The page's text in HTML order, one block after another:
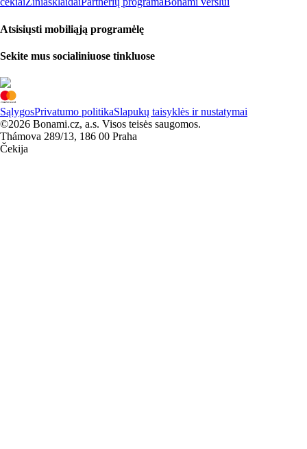
Atsisiųsti mobiliąją programėlę
Sekite mus socialiniuose tinkluose
SąlygosPrivatumo politikaSlapukų taisyklės ir nustatymai
©2026 Bonami.cz, a.s. Visos teisės saugomos.
Thámova 289/13, 186 00 Praha
Čekija